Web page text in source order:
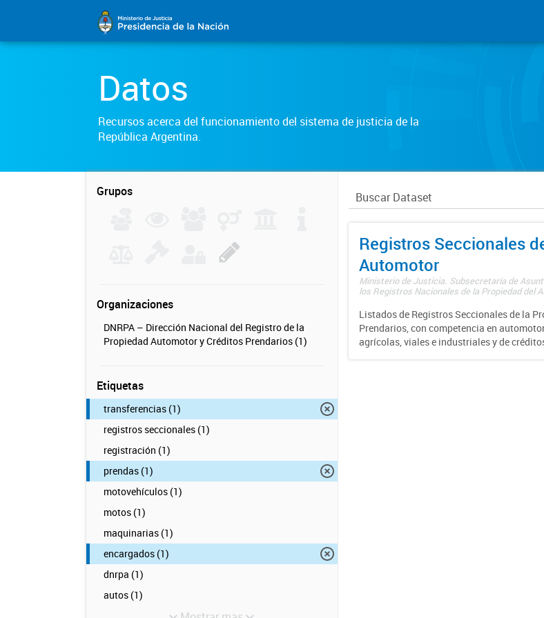
Datos
Recursos acerca del funcionamiento del sistema de justicia de la
República Argentina.
Grupos
Organizaciones
DNRPA – Dirección Nacional del Registro de la
Propiedad Automotor y Créditos Prendarios (1)
Etiquetas
transferencias (1)
registros seccionales (1)
registración (1)
prendas (1)
motovehículos (1)
motos (1)
maquinarias (1)
encargados (1)
dnrpa (1)
autos (1)
Registros Seccionales
Automotor
Ministerio de Justicia. Subsecretaría de
los Registros Nacionales de la Propiedad del
Listados de Registros Seccionales de la
Prendarios, con competencia en
agrícolas, viales e industriales y de